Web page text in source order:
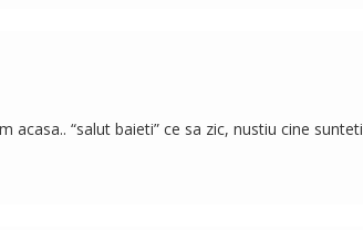
“salut baieti” ce sa zic, nustiu cine sunteti